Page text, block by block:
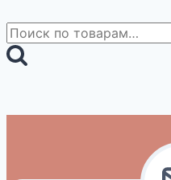
Искать: